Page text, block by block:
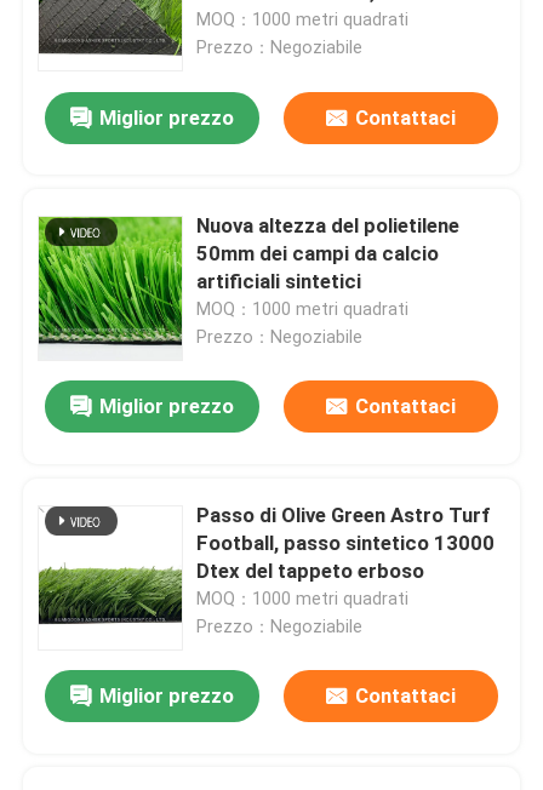
Tappeto erboso artificiale dell'erba del giardino
Pavimenti sportivi in poliuretano
Accessori artificiali del prato inglese
Macchinario di costruzione elettrico
Pavimentazione di sport del PVC
Pavimentazione di collegamento di pallacanestro
Stuoia di gomma della palestra
artificiale del passo 60mm di
calcio
MOQ：1000 metri quadrati
Prezzo：Negoziabile
Miglior prezzo Contattaci
Nuova altezza del polietilene
50mm dei campi da calcio
artificiali sintetici
MOQ：1000 metri quadrati
Prezzo：Negoziabile
Miglior prezzo Contattaci
Passo di Olive Green Astro Turf
Football, passo sintetico 13000
Dtex del tappeto erboso
MOQ：1000 metri quadrati
Prezzo：Negoziabile
Miglior prezzo Contattaci